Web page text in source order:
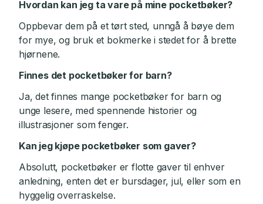
Hvordan kan jeg ta vare på mine pocketbøker?
Oppbevar dem på et tørt sted, unngå å bøye dem
for mye, og bruk et bokmerke i stedet for å brette
hjørnene.
Finnes det pocketbøker for barn?
Ja, det finnes mange pocketbøker for barn og
unge lesere, med spennende historier og
illustrasjoner som fenger.
Kan jeg kjøpe pocketbøker som gaver?
Absolutt, pocketbøker er flotte gaver til enhver
anledning, enten det er bursdager, jul, eller som en
hyggelig overraskelse.